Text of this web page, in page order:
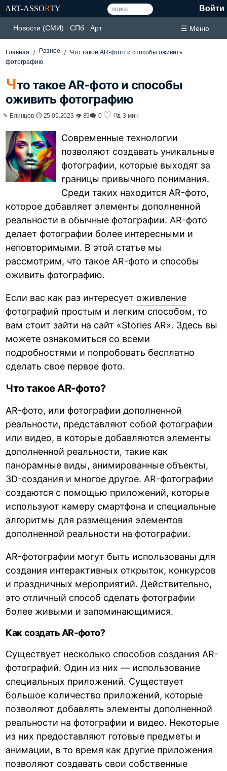
ART-ASSORTY Войти
Новости (СМИ) СПб Арт ☰ Меню
Главная Разное
Что такое AR-фото и способы оживить
фотографию
Что такое AR-фото и способы
оживить фотографию
✎ Блинцов ⏱ 25.05.2023 👁 89🗨 0 ♡ 0⏳ 3 мин
Современные технологии
позволяют создавать уникальные
фотографии, которые выходят за
границы привычного понимания.
Среди таких находится AR-фото,
которое добавляет элементы дополненной
реальности в обычные фотографии. AR-фото
делает фотографии более интересными и
неповторимыми. В этой статье мы
рассмотрим, что такое AR-фото и способы
оживить фотографию.
Если вас как раз интересует оживление
фотографий простым и легким способом, то
вам стоит зайти на сайт «Stories AR». Здесь вы
можете ознакомиться со всеми
подробностями и попробовать бесплатно
сделать свое первое фото.
Что такое AR-фото?
AR-фото, или фотографии дополненной
реальности, представляют собой фотографии
или видео, в которые добавляются элементы
дополненной реальности, такие как
панорамные виды, анимированные объекты,
3D-создания и многое другое. AR-фотографии
создаются с помощью приложений, которые
используют камеру смартфона и специальные
алгоритмы для размещения элементов
дополненной реальности на фотографии.
AR-фотографии могут быть использованы для
создания интерактивных открыток, конкурсов
и праздничных мероприятий. Действительно,
это отличный способ сделать фотографии
более живыми и запоминающимися.
Как создать AR-фото?
Существует несколько способов создания AR-
фотографий. Один из них — использование
специальных приложений. Существует
большое количество приложений, которые
позволяют добавлять элементы дополненной
реальности на фотографии и видео. Некоторые
из них предоставляют готовые предметы и
анимации, в то время как другие приложения
позволяют создавать свои собственные